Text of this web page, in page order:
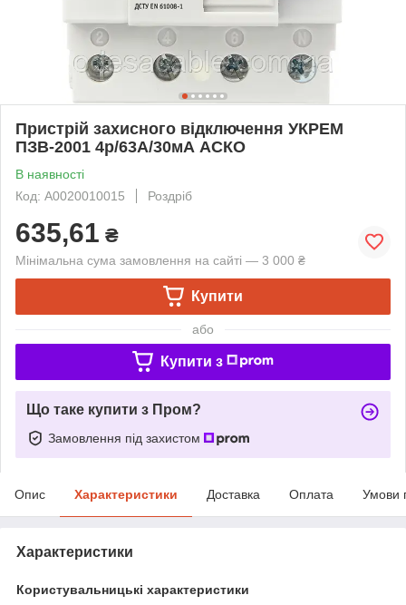
Пристрій захисного відключення УКРЕМ
ПЗВ-2001 4р/63А/30мА АСКО
В наявності
Код: A0020010015
Роздріб
635,61 ₴
Мінімальна сума замовлення на сайті — 3 000 ₴
Купити
або
Купити з
Що таке купити з Пром?
Замовлення під захистом
Опис Характеристики Доставка Оплата Умови
Характеристики
Користувальницькі характеристики